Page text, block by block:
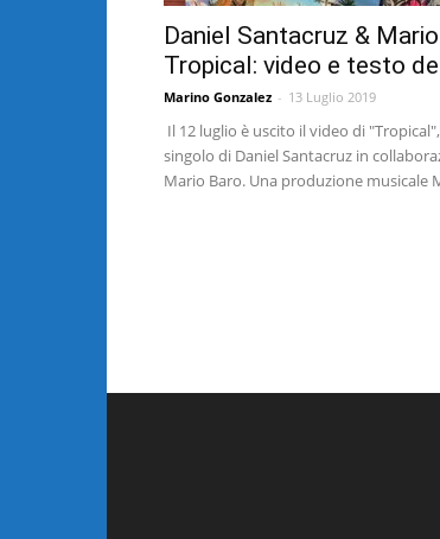
Daniel Santacruz &
Tropical: video e testo
Marino Gonzalez - 13 Luglio 2019
Il 12 luglio è uscito il video di
singolo di Daniel Santacruz in
Mario Baro. Una produzione musicale